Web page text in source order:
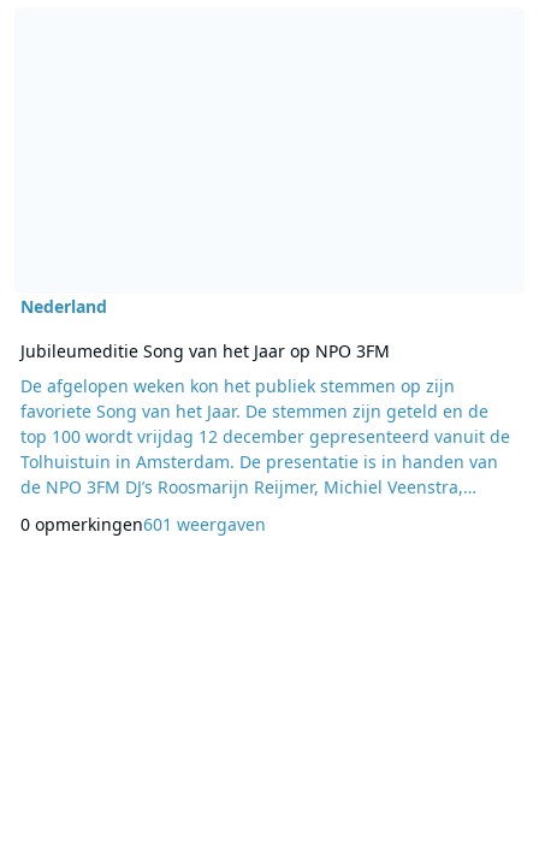
Nederland
Jubileumed​itie Song van het Jaar op NPO 3FM
De afgelopen weken kon het publiek stemmen op zijn
favoriete Song van het Jaar. De stemmen zijn geteld en de
top 100 wordt vrijdag 12 december gepresenteerd vanuit de
Tolhuistuin in Amsterdam. De presentatie is in handen van
de NPO 3FM DJ’s Roosmarijn Reijmer, Michiel Veenstra,
Timur Perlin en Rob Stenders en is live te volgen van 15:00
0 opmerkingen601 weergaven